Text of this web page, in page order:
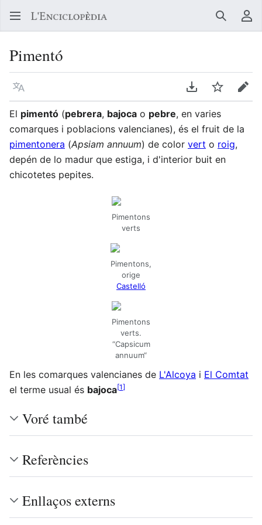
Buscar
Pimentó
Llegir en un atre idioma Descarregar en
Vigilar
El pimentó (pebrera, bajoca o pebre, en varies
comarques i poblacions valencianes), és el fruit de la
pimentonera (Apsiam annuum) de color vert o roig,
depén de lo madur que estiga, i d'interior buit en
chicotetes pepites.
Pimentons
verts
Pimentons,
orige
Castelló
Pimentons
verts.
“Capsicum
annuum“
En les comarques valencianes de L'Alcoya i El Comtat
el terme usual és bajoca[1]
Voré també
Referències
Enllaços externs